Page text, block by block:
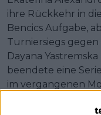
ihre Rückkehr in
Bencics Aufgabe,
Turniersiegs
Dayana
beendete eine
im vergangenen